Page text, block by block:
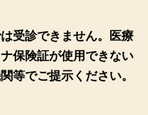
受診できません。医療
保険証が使用できない
等でご提示ください。